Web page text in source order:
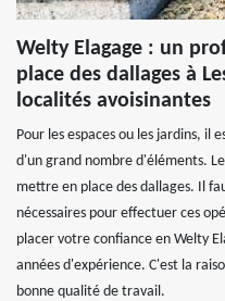
Welty Elagage : un
place des dallages à
localités avoisinantes
Pour les espaces ou les jardins, il
d'un grand nombre d'éléments.
mettre en place des dallages. Il
nécessaires pour effectuer ces
placer votre confiance en Welty
années d'expérience. C'est la
bonne qualité de travail.